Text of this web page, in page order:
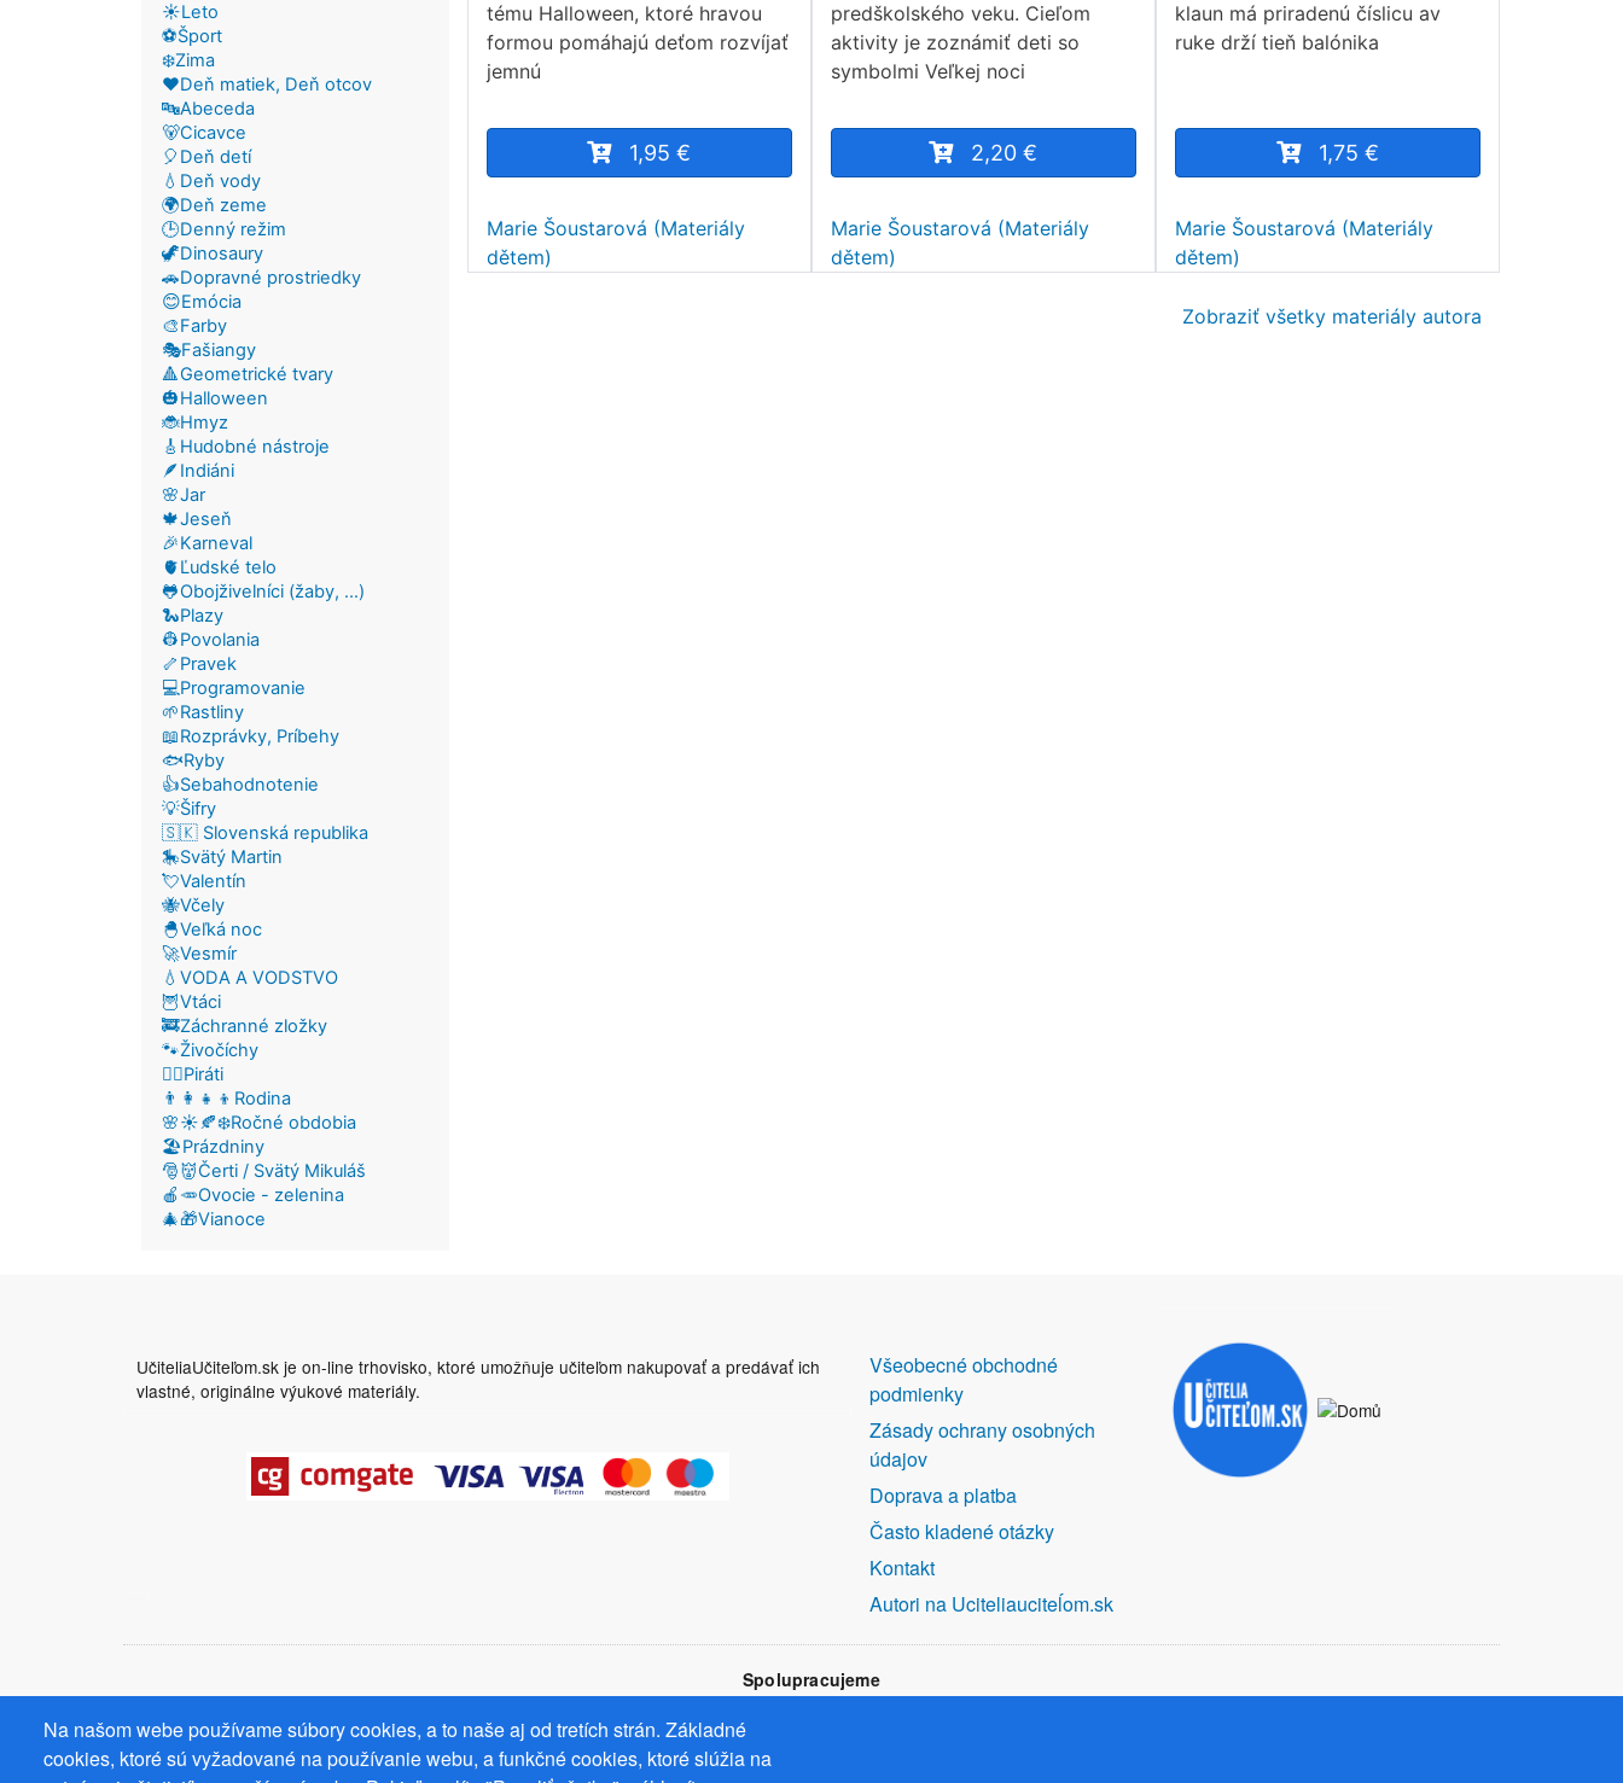
tému Halloween, ktoré hravou
formou pomáhajú deťom rozvíjať
jemnú
1,95 €
Marie Šoustarová (Materiály
dětem)
predškolského veku. Cieľom
aktivity je zoznámiť deti so
symbolmi Veľkej noci
2,20 €
Marie Šoustarová (Materiály
dětem)
klaun má priradenú číslicu av
ruke drží tieň balónika
1,75 €
Marie Šoustarová (Materiály
dětem)
Zobraziť všetky materiály autora
☀️Leto
⚽Šport
❄️Zima
❤️Deň matiek, Deň otcov
🔤Abeceda
🐻Cicavce
🎈Deň detí
💧Deň vody
🌍Deň zeme
🕒Denný režim
🦖Dinosaury
🚗Dopravné prostriedky
😊Emócia
🎨Farby
🎭Fašiangy
🔺Geometrické tvary
🎃Halloween
🐞Hmyz
🎸Hudobné nástroje
🪶Indiáni
🌸Jar
🍁Jeseň
🎉Karneval
🫀Ľudské telo
🐸Obojživelníci (žaby, ...)
🐍Plazy
👷Povolania
🦴Pravek
💻Programovanie
🌱Rastliny
📖Rozprávky, Príbehy
🐟Ryby
👍Sebahodnotenie
💡Šifry
🇸🇰 Slovenská republika
🎠Svätý Martin
💘Valentín
🐝Včely
🐣Veľká noc
🚀Vesmír
💧VODA A VODSTVO
🦉Vtáci
🚒Záchranné zložky
🐾Živočíchy
🏴‍☠️Piráti
👨‍👩‍👧‍👦Rodina
🌸☀️🍂❄️Ročné obdobia
🏖️Prázdniny
🎅👹Čerti / Svätý Mikuláš
🍎🥕Ovocie - zelenina
🎄🎁Vianoce
UčiteliaUčiteľom.sk je on-line trhovisko, ktoré umožňuje učiteľom nakupovať a predávať ich
vlastné, originálne výukové materiály.
Na našom webe používame súbory cookies, a to naše aj od tretích strán. Základné
cookies, ktoré sú vyžadované na používanie webu, a funkčné cookies, ktoré slúžia na
DALŠÍ
ODKAZY
Všeobecné obchodné
podmienky
Zásady ochrany osobných
údajov
Doprava a platba
Často kladené otázky
Kontakt
Autori na Uciteliauciteĺom.sk
Spolupracujeme